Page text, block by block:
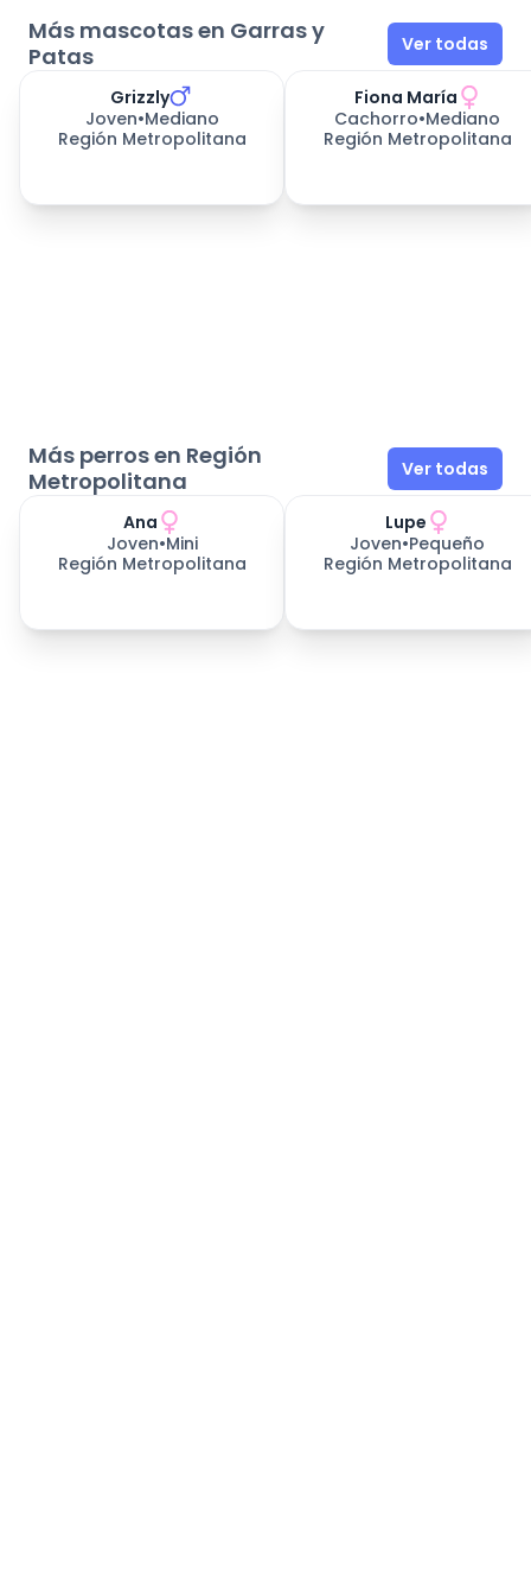
amor desde el rincón, y que se emociona con
cada regreso, aunque hayas salido solo 10 minutos.
Ricky Nauta necesita una familia que quiera
querer.Así de simple, así de profundo. Te
enamorarás♡
Más mascotas en Garras y
Patas
Ver todas
Grizzly
Joven•Mediano
Región Metropolitana
Fiona María
Cachorro•Mediano
Región Metropolitana
Más perros en Región
Metropolitana
Ver todas
Ana
Joven•Mini
Región Metropolitana
Lupe
Joven•Pequeño
Región Metropolitana